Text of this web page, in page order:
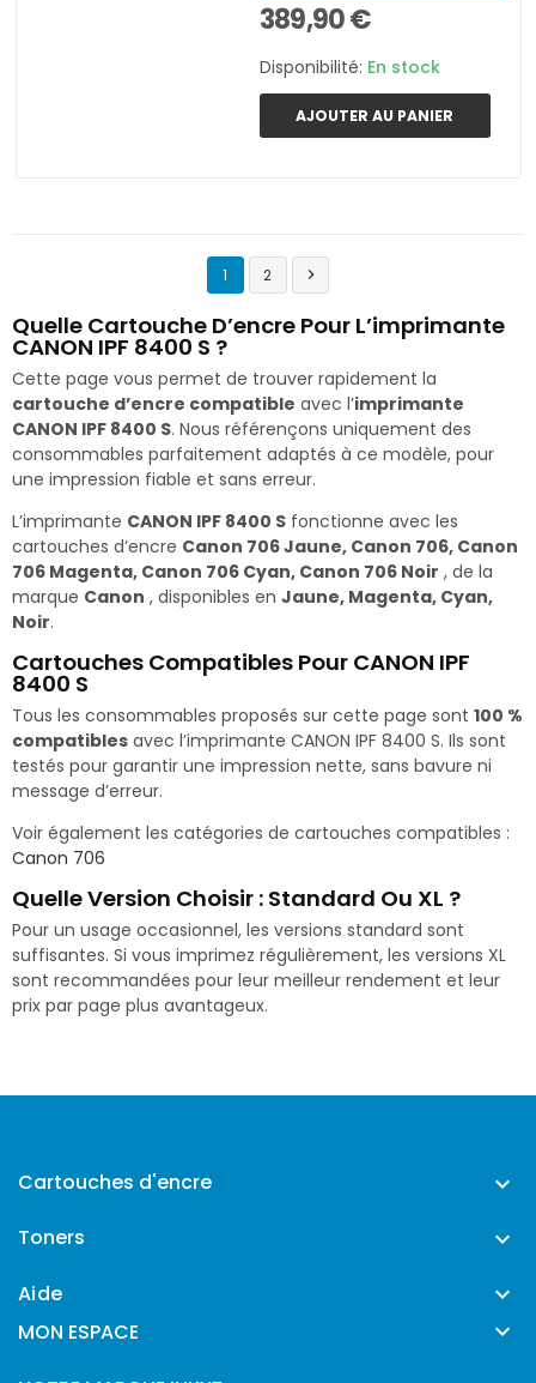
389,90 €
Disponibilité: En stock
AJOUTER AU PANIER
1 2 
Quelle Cartouche D’encre Pour L’imprimante
CANON IPF 8400 S ?
Cette page vous permet de trouver rapidement la
cartouche d’encre compatible avec l’imprimante
CANON IPF 8400 S. Nous référençons uniquement des
consommables parfaitement adaptés à ce modèle, pour
une impression fiable et sans erreur.
L’imprimante CANON IPF 8400 S fonctionne avec les
cartouches d’encre Canon 706 Jaune, Canon 706, Canon
706 Magenta, Canon 706 Cyan, Canon 706 Noir , de la
marque Canon , disponibles en Jaune, Magenta, Cyan,
Noir.
Cartouches Compatibles Pour CANON IPF
8400 S
Tous les consommables proposés sur cette page sont 100 %
compatibles avec l’imprimante CANON IPF 8400 S. Ils sont
testés pour garantir une impression nette, sans bavure ni
message d’erreur.
Voir également les catégories de cartouches compatibles :
Canon 706
Quelle Version Choisir : Standard Ou XL ?
Pour un usage occasionnel, les versions standard sont
suffisantes. Si vous imprimez régulièrement, les versions XL
sont recommandées pour leur meilleur rendement et leur
prix par page plus avantageux.
Cartouches d'encre 
Toners 
Aide 
MON ESPACE 